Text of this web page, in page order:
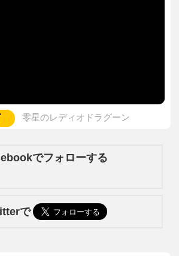
零星のレディオドラグーン
でフォローする
で